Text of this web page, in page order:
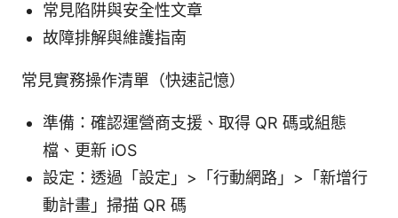
常見陷阱與安全性文章
故障排解與維護指南
常見實務操作清單（快速記憶）
準備：確認運營商支援、取得 QR 碼或組態
檔、更新 iOS
設定：透過「設定」>「行動網路」>「新增行
動計畫」掃描 QR 碼